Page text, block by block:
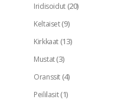
Iridisoidut(20)
Keltaiset(9)
Kirkkaat(13)
Mustat(3)
Oranssit(4)
Peililasit(1)